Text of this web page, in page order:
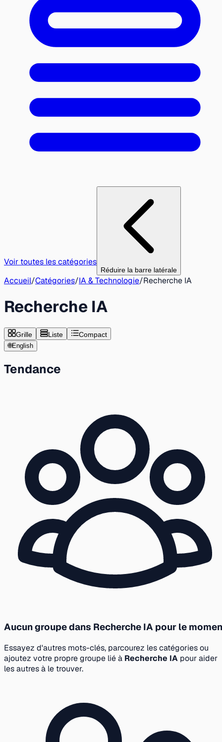
Voir toutes les catégories
Réduire la barre latérale
Accueil/Catégories/IA & Technologie/Recherche IA
Recherche IA
Grille Liste Compact
🌐English
Tendance
Aucun groupe dans Recherche IA pour le
Essayez d'autres mots-clés, parcourez les catégories ou
ajoutez votre propre groupe lié à Recherche IA pour aider
les autres à le trouver.